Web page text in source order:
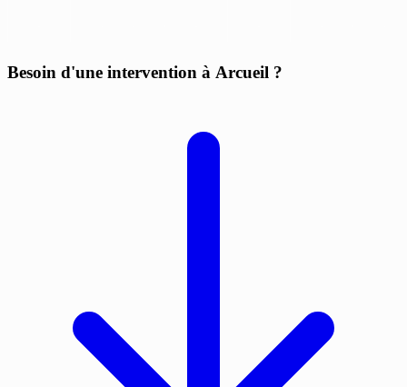
Besoin d'une intervention à Arcueil ?